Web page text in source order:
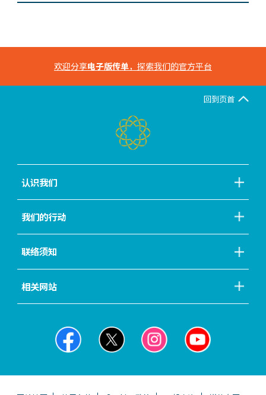
欢迎分享电子版传单，探索我们的官方平台
回到页首
认识我们
我们的行动
联络须知
相关网站